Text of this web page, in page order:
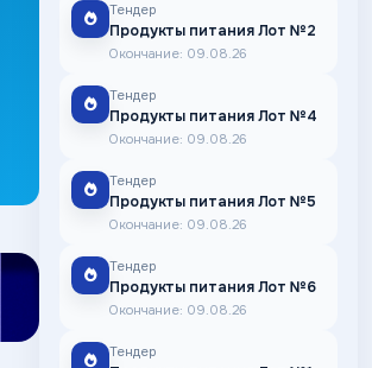
Тендер
Продукты питания Лот №2
Окончание: 09.08.26
Тендер
Продукты питания Лот №4
Окончание: 09.08.26
Тендер
Продукты питания Лот №5
Окончание: 09.08.26
Тендер
Продукты питания Лот №6
Окончание: 09.08.26
Тендер